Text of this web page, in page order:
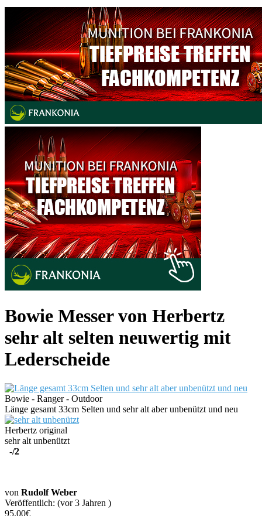
Bowie Messer von Herbertz
sehr alt selten neuwertig mit
Lederscheide
Bowie - Ranger - Outdoor
Länge gesamt 33cm Selten und sehr alt aber unbenützt und neu
Herbertz original
sehr alt unbenützt
-/2
von Rudolf Weber
Veröffentlich: (vor 3 Jahren )
95.00€